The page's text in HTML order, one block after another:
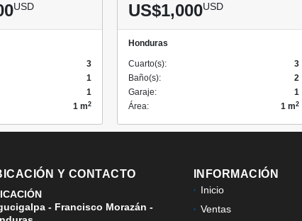
USD
3
1
1
1 m2
US$1,000USD
Honduras
Cuarto(s):
3
Baño(s):
2
Garaje:
1
Área:
1 m2
Y CONTACTO
- Francisco Morazán -
INFORMACIÓN
Inicio
Ventas